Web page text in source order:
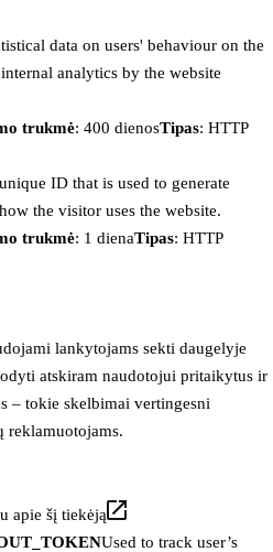
data on users' behaviour on the
analytics by the website
trukmė: 400 dienosTipas: HTTP
ID that is used to generate
the visitor uses the website.
trukmė: 1 dienaTipas: HTTP
lankytojams sekti daugelyje
atskiram naudotojui pritaikytus ir
– tokie skelbimai vertingesni
reklamuotojams.
apie šį tiekėją
Used to track user’s